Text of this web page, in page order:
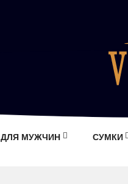
ДЛЯ МУЖЧИН СУМКИ